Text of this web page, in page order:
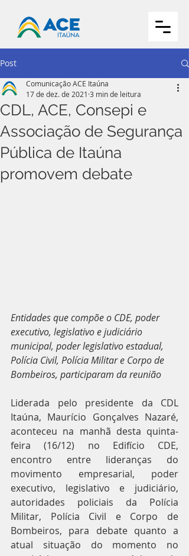
Post
CDL, ACE, Consepi e
Associação de Segurança
Pública de Itaúna
promovem debate
Comunicação ACE Itaúna
17 de dez. de 2021 3 min de leitura
Entidades que compõe o CDE, poder
executivo, legislativo e judiciário
municipal, poder legislativo estadual,
Polícia Civil, Polícia Militar e Corpo de
Bombeiros, participaram da reunião
Liderada pelo presidente da CDL
Itaúna, Maurício Gonçalves Nazaré,
aconteceu na manhã desta quinta-
feira (16/12) no Edifício CDE,
encontro entre lideranças do
movimento empresarial, poder
executivo, legislativo e judiciário,
autoridades policiais da Polícia
Militar, Polícia Civil e Corpo de
Bombeiros, para debate quanto a
atual situação do momento no